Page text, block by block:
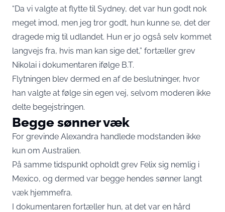
“Da vi valgte at flytte til Sydney, det var hun godt nok
meget imod, men jeg tror godt, hun kunne se, det der
dragede mig til udlandet. Hun er jo også selv kommet
langvejs fra, hvis man kan sige det,” fortæller grev
Nikolai i dokumentaren ifølge B.T.
Flytningen blev dermed en af de beslutninger, hvor
han valgte at følge sin egen vej, selvom moderen ikke
delte begejstringen.
Begge sønner væk
For grevinde Alexandra handlede modstanden ikke
kun om Australien.
På samme tidspunkt opholdt grev Felix sig nemlig i
Mexico, og dermed var begge hendes sønner langt
væk hjemmefra.
I dokumentaren fortæller hun, at det var en hård